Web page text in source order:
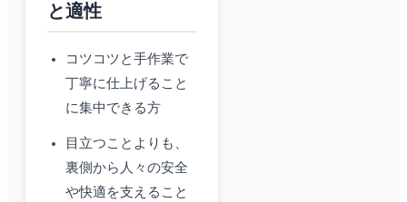
と適性
コツコツと手作業で
丁寧に仕上げること
に集中できる方
目立つことよりも、
裏側から人々の安全
や快適を支えること